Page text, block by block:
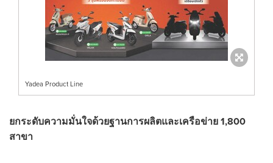
Yadea Product Line
ยกระดับความมั่นใจด้วยฐานการผลิตและเครือข่าย1,800
สาขา